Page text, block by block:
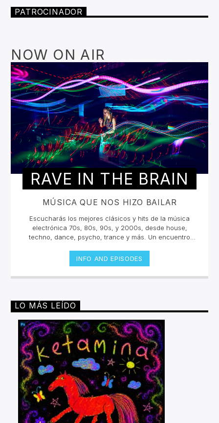
PATROCINADOR
NOW ON AIR
RAVE IN THE BRAIN
MÚSICA QUE NOS HIZO BAILAR
Escucharás los mejores clásicos y hits de la música
electrónica 70s, 80s, 90s, y 2000s, desde house,
techno, dance, psycho, trance y más. Un encuentro
y sets inolvidables. La electrónica tiene una historia
sonora escuchala en vivo.Lunes 2pm a 4 pm | Viernes
10am a 12pm por invencible.net
INFO AND EPISODES
LO MÁS LEÍDO